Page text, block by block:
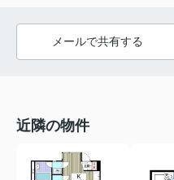
メールで共有する
近隣の物件